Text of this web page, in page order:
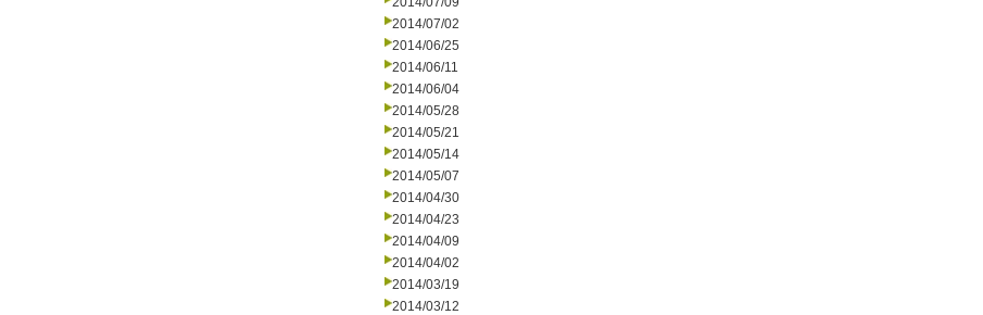
2014/07/02
2014/06/25
2014/06/11
2014/06/04
2014/05/28
2014/05/21
2014/05/14
2014/05/07
2014/04/30
2014/04/23
2014/04/09
2014/04/02
2014/03/19
2014/03/12